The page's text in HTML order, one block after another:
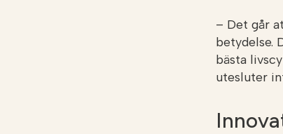
– Det går
betydelse.
bästa
utesluter